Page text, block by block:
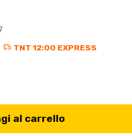
TNT 12:00 EXPRESS
al carrello